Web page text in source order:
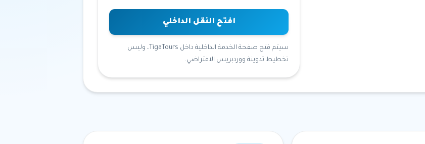
افتح النقل الداخلي
سيتم فتح صفحة الخدمة الداخلية داخل TigaTours، وليس
تخطيط تدوينة ووردبريس الافتراضي.